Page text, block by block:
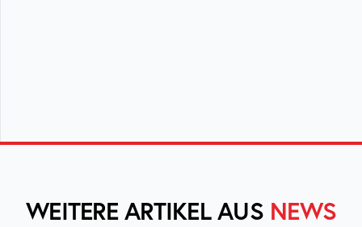
WEITERE ARTIKEL AUS NEWS